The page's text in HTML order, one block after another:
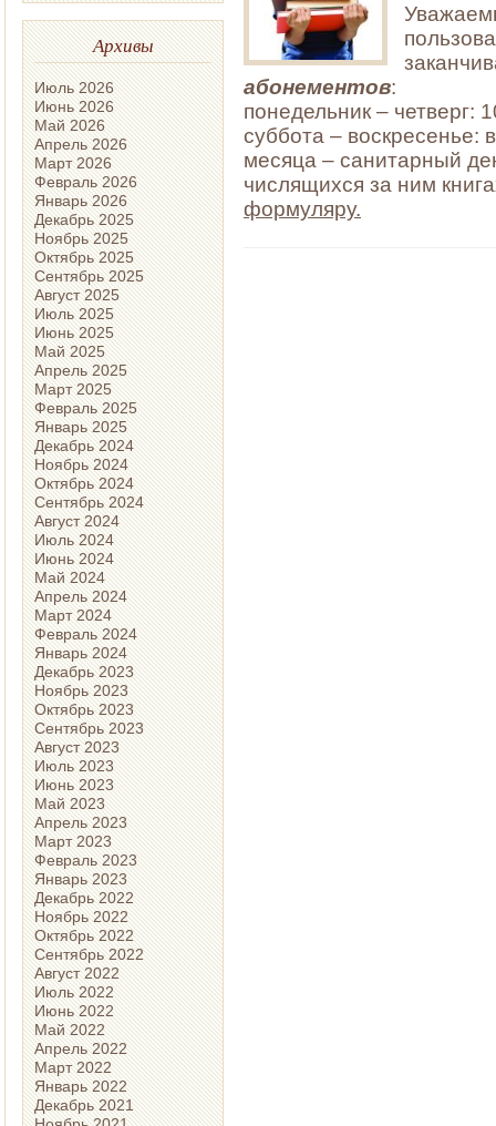
Архивы
Июль 2026
Июнь 2026
Май 2026
Апрель 2026
Март 2026
Февраль 2026
Январь 2026
Декабрь 2025
Ноябрь 2025
Октябрь 2025
Сентябрь 2025
Август 2025
Июль 2025
Июнь 2025
Май 2025
Апрель 2025
Март 2025
Февраль 2025
Январь 2025
Декабрь 2024
Ноябрь 2024
Октябрь 2024
Сентябрь 2024
Август 2024
Июль 2024
Июнь 2024
Май 2024
Апрель 2024
Март 2024
Февраль 2024
Январь 2024
Декабрь 2023
Ноябрь 2023
Октябрь 2023
Сентябрь 2023
Август 2023
Июль 2023
Июнь 2023
Май 2023
Апрель 2023
Март 2023
Февраль 2023
Январь 2023
Декабрь 2022
Ноябрь 2022
Октябрь 2022
Сентябрь 2022
Август 2022
Июль 2022
Июнь 2022
Май 2022
Апрель 2022
Март 2022
Январь 2022
Декабрь 2021
абонементов:
понедельник – четверг:
суббота – воскресенье:
месяца – санитарный
числящихся за ним
формуляру.